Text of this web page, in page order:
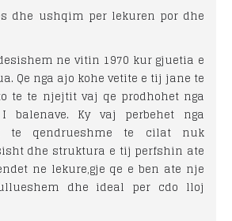
dhe ushqim per lekuren por dhe
ne vitin 1970 kur gjuetia e
Qe nga ajo kohe vetite e tij jane te
te te njejtit vaj qe prodhohet nga
balenave. Ky vaj perbehet nga
te qendrueshme te cilat nuk
dhe struktura e tij perfshin ate
ne lekure,gje qe e ben ate nje
dhe ideal per cdo lloj